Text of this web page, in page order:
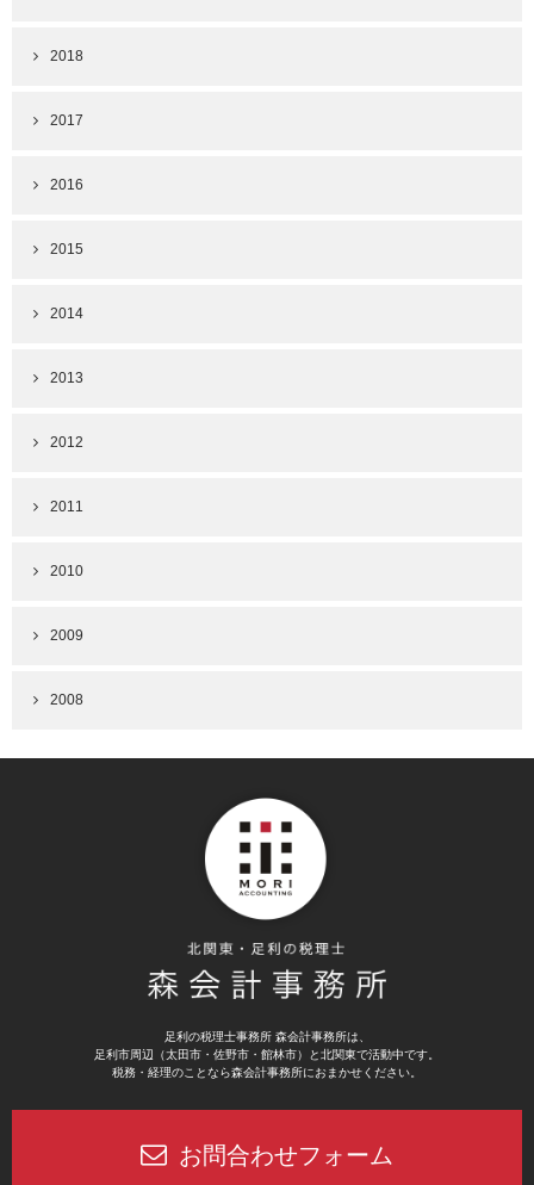
2018
2017
2016
2015
2014
2013
2012
2011
2010
2009
2008
足利の税理士事務所 森会計事務所は、
足利市周辺（太田市・佐野市・館林市）と北関東で活動中です。
税務・経理のことなら森会計事務所におまかせください。
お問合わせフォーム